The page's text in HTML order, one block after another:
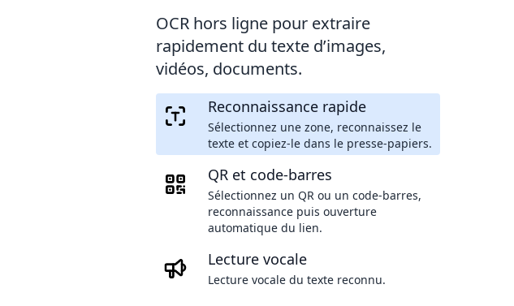
OCR hors ligne pour extraire
rapidement du texte d’images,
vidéos, documents.
Reconnaissance rapide
Sélectionnez une zone, reconnaissez le
texte et copiez-le dans le presse-papiers.
QR et code-barres
Sélectionnez un QR ou un code-barres,
reconnaissance puis ouverture
automatique du lien.
Lecture vocale
Lecture vocale du texte reconnu.